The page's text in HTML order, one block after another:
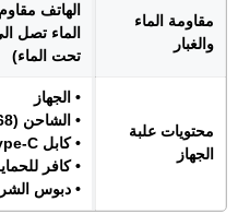
مقاومة الماء
والغبار
تحت الماء)
محتويات علبة
الجهاز
• الجهاز
• الشاحن (68 واط)
• كابل USB Type-C
• كافر
• دبوس